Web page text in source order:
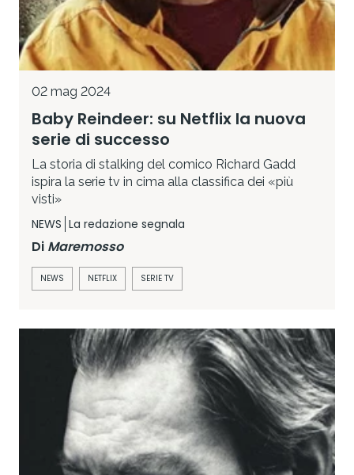
02 mag 2024
Baby Reindeer: su Netflix la nuova
serie di successo
La storia di stalking del comico Richard Gadd
ispira la serie tv in cima alla classifica dei «più
visti»
NEWS La redazione segnala
Di Maremosso
NEWS NETFLIX SERIE TV